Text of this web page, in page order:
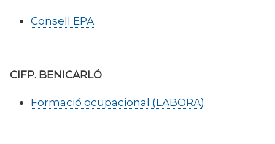
Consell EPA
CIFP. BENICARLÓ
Formació ocupacional (LABORA)